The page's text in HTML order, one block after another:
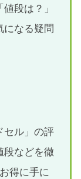
段は？」
になる疑問
セル」の評
段などを徹
得に手に